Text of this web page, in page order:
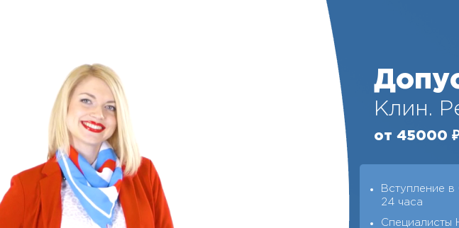
Клин.
от 45000
Вступление
24 часа
Специалисты